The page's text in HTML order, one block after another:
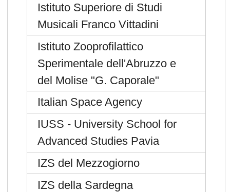
Istituto Superiore di Studi
Musicali Franco Vittadini
Istituto Zooprofilattico
Sperimentale dell'Abruzzo e
del Molise "G. Caporale"
Italian Space Agency
IUSS - University School for
Advanced Studies Pavia
IZS del Mezzogiorno
IZS della Sardegna